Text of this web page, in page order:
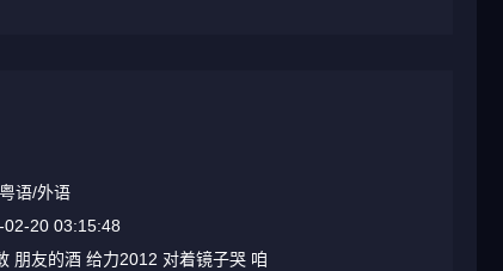
语/外语
02-20 03:15:48
朋友的酒 给力2012 对着镜子哭 咱